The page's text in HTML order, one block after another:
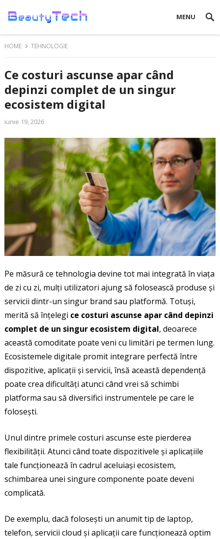
MENU
HOME TEHNOLOGIE
Ce costuri ascunse apar când
depinzi complet de un singur
ecosistem digital
iunie 19, 2026
Pe măsură ce tehnologia devine tot mai integrată în viața
de zi cu zi, mulți utilizatori ajung să folosească produse și
servicii dintr-un singur brand sau platformă. Totuși,
merită să înțelegi ce costuri ascunse apar când depinzi
complet de un singur ecosistem digital, deoarece
această comoditate poate veni cu limitări pe termen lung.
Ecosistemele digitale promit integrare perfectă între
dispozitive, aplicații și servicii, însă această dependență
poate crea dificultăți atunci când vrei să schimbi
platforma sau să diversifici instrumentele pe care le
folosești.
Unul dintre primele costuri ascunse este pierderea
flexibilității. Atunci când toate dispozitivele și aplicațiile
tale funcționează în cadrul aceluiași ecosistem,
schimbarea unei singure componente poate deveni
complicată.
De exemplu, dacă folosești un anumit tip de laptop,
telefon, servicii cloud și aplicații care funcționează optim